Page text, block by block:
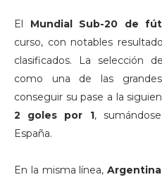
El Mundial Sub-20 de
curso, con notables
clasificados. La selección
como una de las
conseguir su pase a la
2 goles por 1,
España.
En la misma línea,Argentina